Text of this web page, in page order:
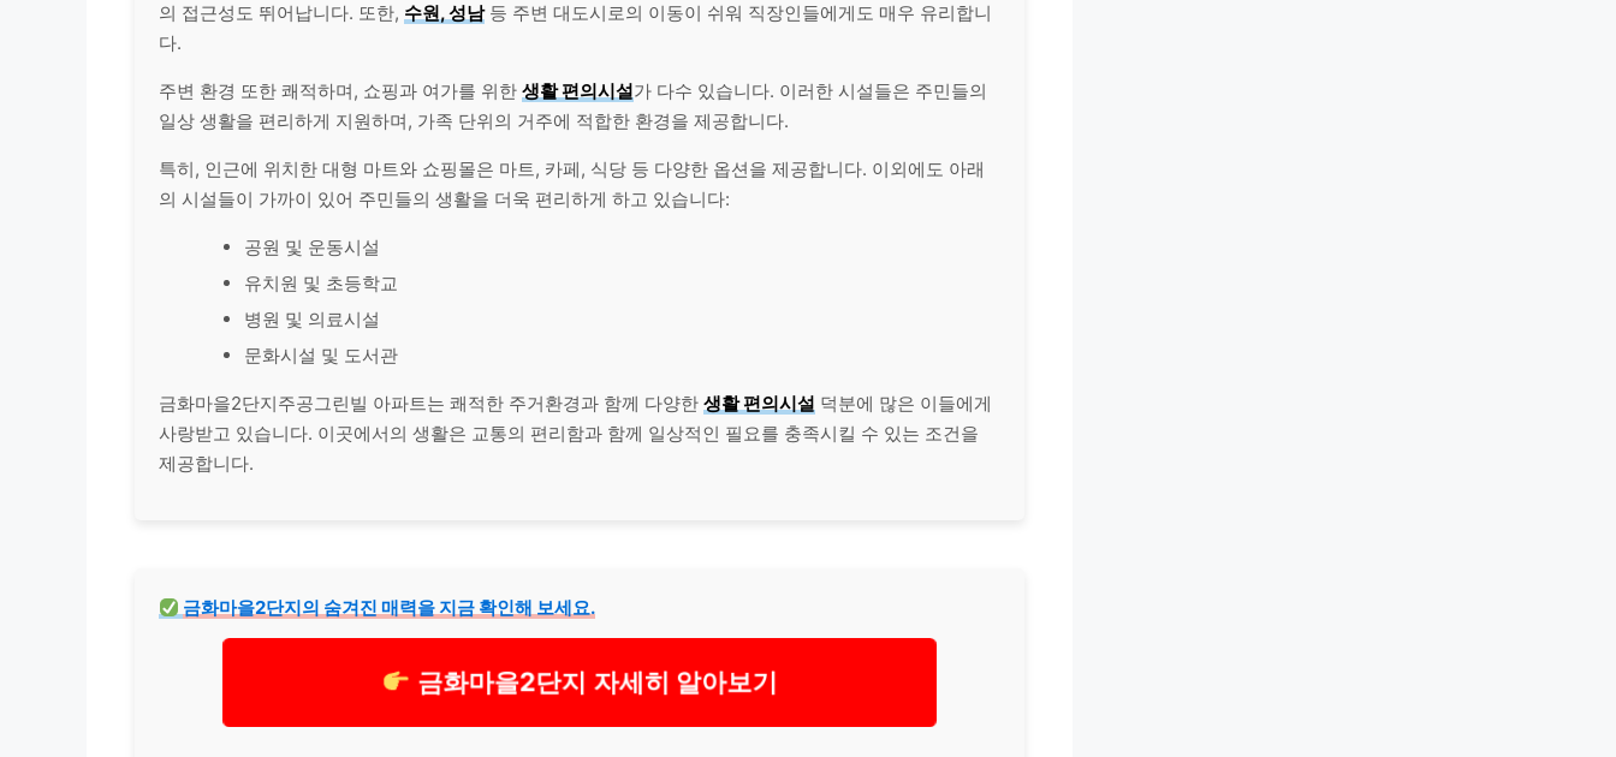
의 접근성도 뛰어납니다. 또한, 수원, 성남등 주변 대도시로의 이동이 쉬워 직장인들에게도 매우 유리합니
다.
주변 환경 또한 쾌적하며, 쇼핑과 여가를 위한 생활 편의시설가 다수 있습니다. 이러한 시설들은 주민들의
일상 생활을 편리하게 지원하며, 가족 단위의 거주에 적합한 환경을 제공합니다.
특히, 인근에 위치한 대형 마트와 쇼핑몰은 마트, 카페, 식당 등 다양한 옵션을 제공합니다. 이외에도 아래
의 시설들이 가까이 있어 주민들의 생활을 더욱 편리하게 하고 있습니다:
공원 및 운동시설
유치원 및 초등학교
병원 및 의료시설
문화시설 및 도서관
금화마을2단지주공그린빌 아파트는 쾌적한 주거환경과 함께 다양한 생활 편의시설 덕분에 많은 이들에게
사랑받고 있습니다. 이곳에서의 생활은 교통의 편리함과 함께 일상적인 필요를 충족시킬 수 있는 조건을
제공합니다.
금화마을2단지의 숨겨진 매력을 지금 확인해 보세요.
금화마을2단지 자세히 알아보기